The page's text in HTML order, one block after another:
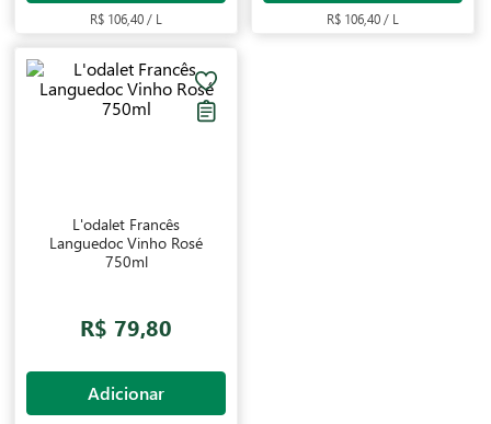
R$ 106,40 / L R$ 106,40 / L
L'odalet Francês
Languedoc Vinho Rosé
750ml
R$ 79,80
Adicionar